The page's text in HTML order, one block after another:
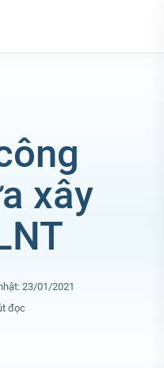
xây
23/01/2021
đọc